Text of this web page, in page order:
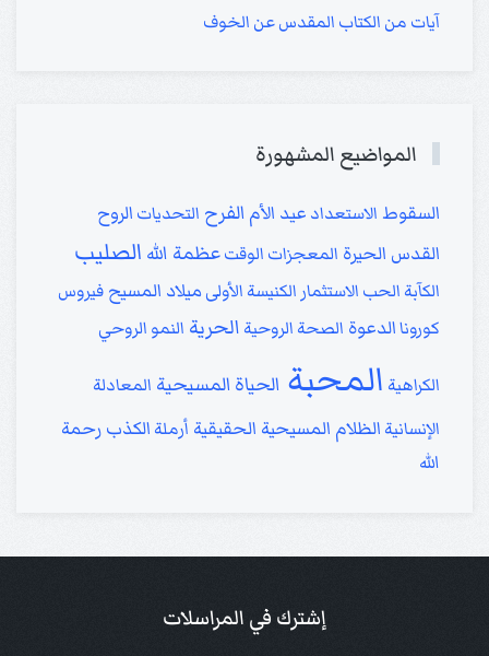
آيات من الكتاب المقدس عن الخوف
المواضيع المشهورة
السقوط الاستعداد عيد الأم الفرح التحديات الروح
القدس الحيرة المعجزات الوقتعظمة الله الصليب
الكآبة الحب الاستثمار الكنيسة الأولىميلاد المسيح فيروس
كوروناالدعوة الصحة الروحية الحرية النمو الروحي
الكراهية المحبة الحياة المسيحية المعادلة
الإنسانية الظلام المسيحية الحقيقية أرملة الكذبرحمة
الله
إشترك في المراسلات